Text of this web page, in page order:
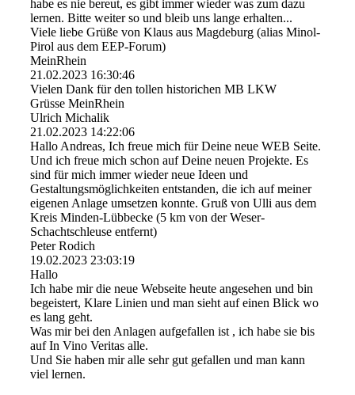
habe es nie bereut, es gibt immer wieder was zum dazu
lernen. Bitte weiter so und bleib uns lange erhalten...
Viele liebe Grüße von Klaus aus Magdeburg (alias Minol-
Pirol aus dem EEP-Forum)
MeinRhein
21.02.2023 16:30:46
Vielen Dank für den tollen historichen MB LKW
Grüsse MeinRhein
Ulrich Michalik
21.02.2023 14:22:06
Hallo Andreas, Ich freue mich für Deine neue WEB Seite.
Und ich freue mich schon auf Deine neuen Projekte. Es
sind für mich immer wieder neue Ideen und
Gestaltungsmö­glichkeiten entstanden, die ich auf meiner
eigenen Anlage umsetzen konnte. Gruß von Ulli aus dem
Kreis Minden-Lübbecke (5 km von der Weser-
Schachtschleuse entfernt)
Peter Rodich
19.02.2023 23:03:19
Hallo
Ich habe mir die neue Webseite heute angesehen und bin
begeistert, Klare Linien und man sieht auf einen Blick wo
es lang geht.
Was mir bei den Anlagen aufgefallen ist , ich habe sie bis
auf In Vino Veritas alle.
Und Sie haben mir alle sehr gut gefallen und man kann
viel lernen.